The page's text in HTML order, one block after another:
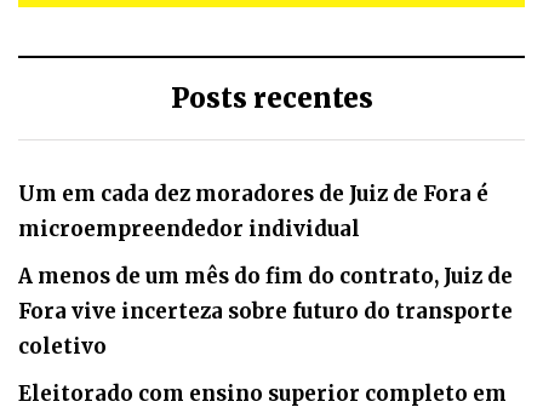
Posts recentes
Um em cada dez moradores de Juiz de Fora é
microempreendedor individual
A menos de um mês do fim do contrato, Juiz de
Fora vive incerteza sobre futuro do transporte
coletivo
Eleitorado com ensino superior completo em